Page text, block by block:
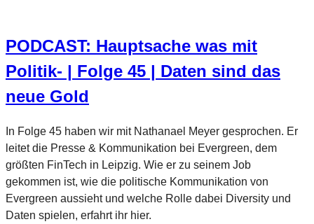
PODCAST: Hauptsache was mit
Politik- | Folge 45 | Daten sind das
neue Gold
In Folge 45 haben wir mit Nathanael Meyer gesprochen. Er
leitet die Presse & Kommunikation bei Evergreen, dem
größten FinTech in Leipzig. Wie er zu seinem Job
gekommen ist, wie die politische Kommunikation von
Evergreen aussieht und welche Rolle dabei Diversity und
Daten spielen, erfahrt ihr hier.